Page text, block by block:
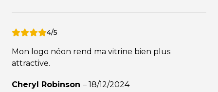
4/5
Mon logo néon rend ma vitrine bien plus
attractive.
Cheryl Robinson – 18/12/2024